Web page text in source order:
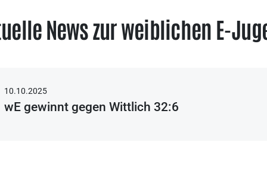
News zur weiblichen E-
10.10.2025
wE gewinnt gegen Wittlich 32:6